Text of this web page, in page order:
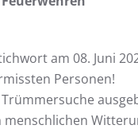
am 08. Juni
Personen!